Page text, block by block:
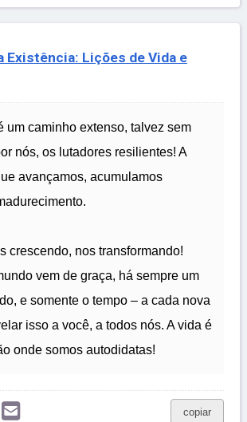
Existência: Lições de Vida e
um caminho extenso, talvez sem
nós, os lutadores resilientes! A
avançamos, acumulamos
crescendo, nos transformando!
vem de graça, há sempre um
e somente o tempo – a cada nova
isso a você, a todos nós. A vida é
onde somos autodidatas!
copiar